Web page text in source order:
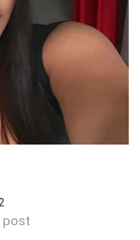
post